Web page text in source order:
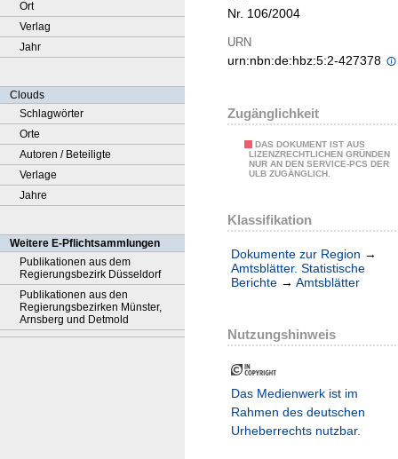
Ort
Verlag
Jahr
Clouds
Schlagwörter
Orte
Autoren / Beteiligte
Verlage
Jahre
Weitere E-Pflichtsammlungen
Publikationen aus dem
Regierungsbezirk Düsseldorf
Publikationen aus den
Regierungsbezirken Münster,
Arnsberg und Detmold
Nr. 106/2004
URN
urn:nbn:de:hbz:5:2-427378
Zugänglichkeit
DAS DOKUMENT IST AUS
LIZENZRECHTLICHEN GRÜNDEN
NUR AN DEN SERVICE-PCS DER
ULB ZUGÄNGLICH.
Klassifikation
Dokumente zur Region →
Amtsblätter. Statistische
Berichte → Amtsblätter
Nutzungshinweis
Das Medienwerk ist im
Rahmen des deutschen
Urheberrechts nutzbar.